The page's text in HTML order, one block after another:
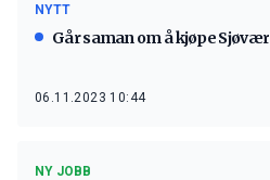
NYTT
Går saman om å kjøpe Sjøvær
06.11.2023 10:44
NY JOBB